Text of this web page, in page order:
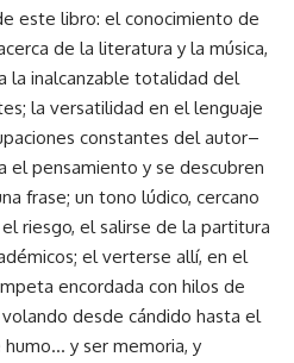
este libro: el conocimiento de
de la literatura y la música,
la inalcanzable totalidad del
la versatilidad en el lenguaje
constantes del autor–
el pensamiento y se descubren
frase; un tono lúdico, cercano
riesgo, el salirse de la partitura
el verterse allí, en el
encordada con hilos de
desde cándido hasta el
y ser memoria, y